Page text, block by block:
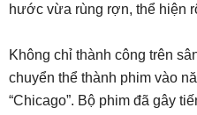
hước vừa rùng rợn, thể hiện
Không chỉ thành công trên
chuyển thể thành phim vào
“Chicago”. Bộ phim đã gây